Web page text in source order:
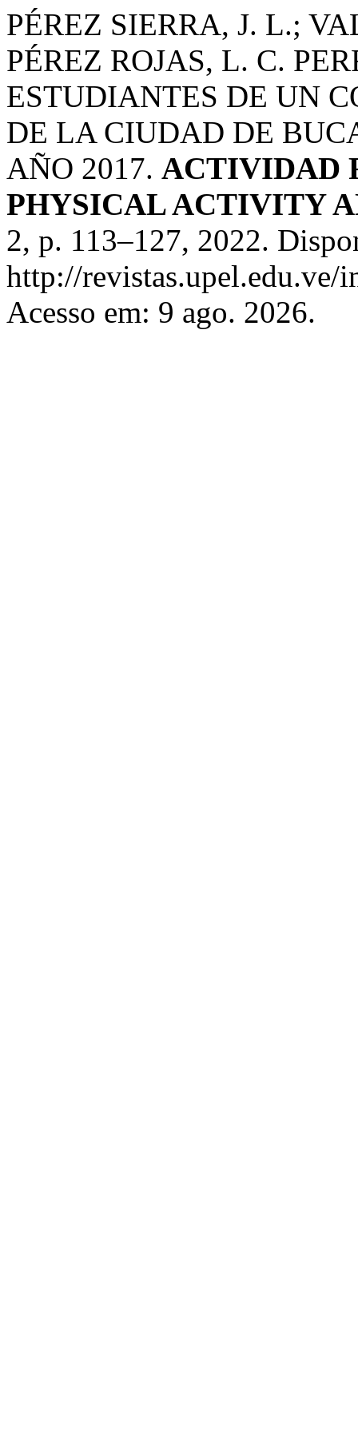
PÉREZ SIERRA, J. L.;
PÉREZ ROJAS, L. C.
ESTUDIANTES DE UN
DE LA CIUDAD DE
AÑO 2017. ACTIVIDAD
PHYSICAL ACTIVITY
2, p. 113–127, 2022.
http://
Acesso em: 9 ago. 2026.